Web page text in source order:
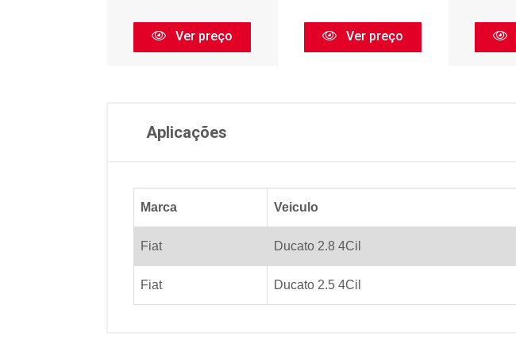
Ver preço Ver preço
Aplicações
Marca Veiculo
Fiat Ducato 2.8 4Cil
Fiat Ducato 2.5 4Cil